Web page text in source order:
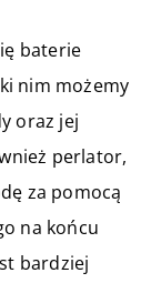
baterie
nim możemy
oraz jej
perlator,
za pomocą
na końcu
bardziej